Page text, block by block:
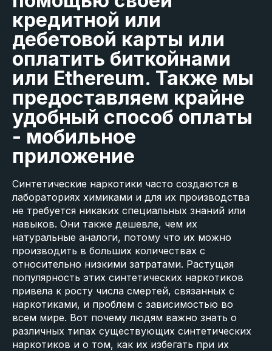
кредитной или
дебетовой карты или
оплатить биткойнами
или Ethereum. Также мы
предоставляем крайне
удобный способ оплаты
- мобильное
приложение
Синтетические наркотики часто создаются в
лабораториях химиками и для их производства
не требуется никаких специальных знаний или
навыков. Они также дешевле, чем их
натуральные аналоги, потому что их можно
производить в больших количествах с
относительно низкими затратами. Растущая
популярность этих синтетических наркотиков
привела к росту числа смертей, связанных с
наркотиками, и проблем с зависимостью во
всем мире. Вот почему людям важно знать о
различных типах существующих синтетических
наркотиков и о том, как их избегать при их